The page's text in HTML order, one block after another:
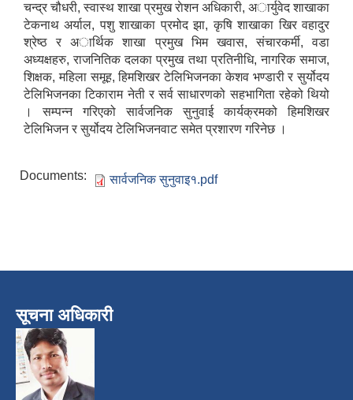
चन्द्र चौधरी, स्वास्थ शाखा प्रमुख राेशन अधिकारी, अार्युवेद शाखाका
टेकनाथ अर्याल, पशु शाखाका प्रमोद झा, कृषि शाखाका खिर वहादुर
श्रेष्ठ र अार्थिक शाखा प्रमुख भिम खवास, संचारकर्मी, वडा
अध्यक्षहरु, राजनितिक दलका प्रमुख तथा प्रतिनीधि, नागरिक समाज,
शिक्षक, महिला समूह, हिमशिखर टेलिभिजनका केशव भण्डारी र सुर्योदय
टेलिभिजनका टिकाराम नेती र सर्व साधारणको सहभागिता रहेको थियो
। सम्पन्न गरिएको सार्वजनिक सुनुवाई कार्यक्रमको हिमशिखर
टेलिभिजन र सुर्योदय टेलिभिजनवाट समेत प्रशारण गरिनेछ ।
Documents: सार्वजनिक सुनुवाइ१.pdf
सूचना अधिकारी